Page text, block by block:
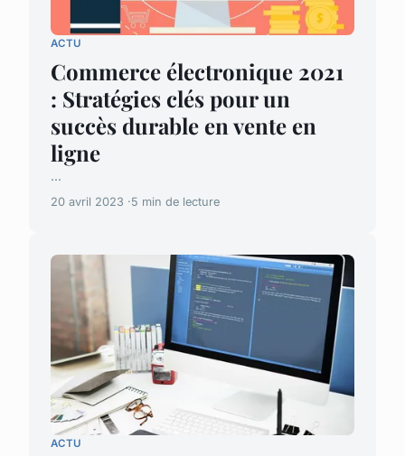
ACTU
Commerce électronique 2021
: Stratégies clés pour un
succès durable en vente en
ligne
...
20 avril 2023 5 min de lecture
ACTU